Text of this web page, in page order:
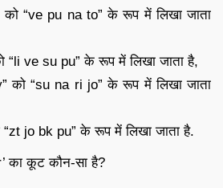
“ve pu na to” के रूप में लिखा जाता
“li ve su pu” के रूप में लिखा जाता है,
को “su na ri jo” के रूप में लिखा जाता
jo bk pu” के रूप में लिखा जाता है.
का कूट कौन-सा है?